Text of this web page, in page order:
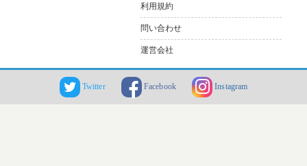
利用規約
問い合わせ
運営会社
Twitter Facebook Instagram